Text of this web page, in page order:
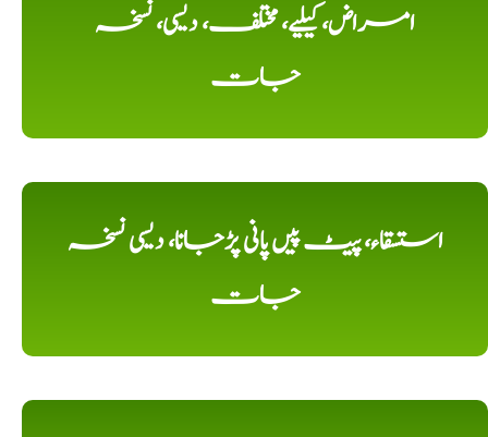
امراض، کیلیے، مختلف، دیسی، نسخہ
جات
استسقاء، پیٹ پیں پانی پڑجانا، دیسی نسخہ
جات